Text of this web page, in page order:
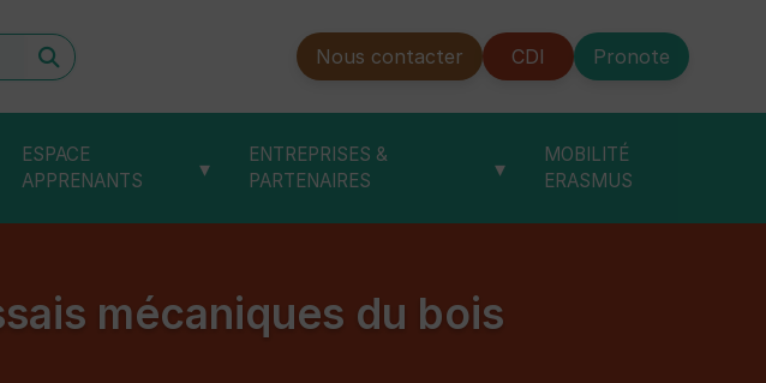
Nous contacter CDI Pronote
ESPACE
APPRENANTS
▾
ENTREPRISES &
PARTENAIRES
▾
MOBILITÉ
ERASMUS
mécaniques du bois